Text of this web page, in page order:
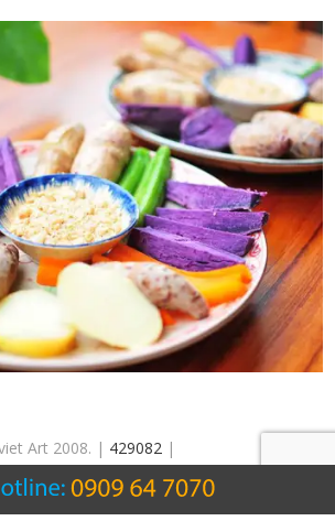
Art 2008. | 429082 |
Khanh Hoi Str., Dist. 4, HCMC, Vietnam
info@senviet.art